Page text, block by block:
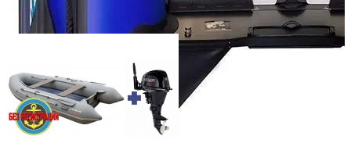
Похожие товары: